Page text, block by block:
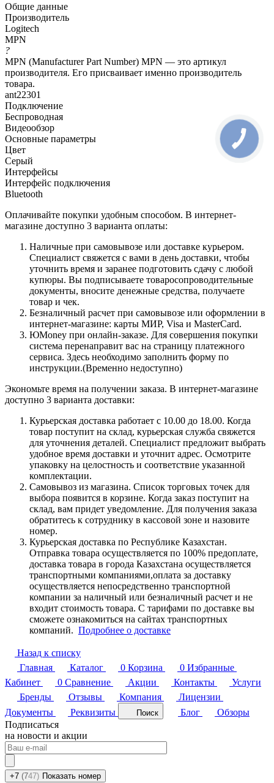
Общие данные
Производитель
Logitech
MPN
?
MPN (Manufacturer Part Number) MPN — это артикул
производителя. Его присваивает именно производитель
товара.
ant22301
Подключение
Беспроводная
Видеообзор
Основные параметры
Цвет
Серый
Интерфейсы
Интерфейс подключения
Bluetooth
Оплачивайте покупки удобным способом. В интернет-
магазине доступно 3 варианта оплаты:
Наличные при самовывозе или доставке курьером.
Специалист свяжется с вами в день доставки, чтобы
уточнить время и заранее подготовить сдачу с любой
купюры. Вы подписываете товаросопроводительные
документы, вносите денежные средства, получаете
товар и чек.
Безналичный расчет при самовывозе или оформлении в
интернет-магазине: карты МИР, Visa и MasterCard.
ЮMoney при онлайн-заказе. Для совершения покупки
система перенаправит вас на страницу платежного
сервиса. Здесь необходимо заполнить форму по
инструкции.(Временно недоступно)
Экономьте время на получении заказа. В интернет-магазине
доступно 3 варианта доставки:
Курьерская доставка работает с 10.00 до 18.00. Когда
товар поступит на склад, курьерская служба свяжется
для уточнения деталей. Специалист предложит выбрать
удобное время доставки и уточнит адрес. Осмотрите
упаковку на целостность и соответствие указанной
комплектации.
Самовывоз из магазина. Список торговых точек для
выбора появится в корзине. Когда заказ поступит на
склад, вам придет уведомление. Для получения заказа
обратитесь к сотруднику в кассовой зоне и назовите
номер.
Курьерская доставка по Республике Казахстан.
Отправка товара осуществляется по 100% предоплате,
доставка товара в города Казахстана осуществляется
транспортными компаниями,оплата за доставку
осуществляется непосредственно транспортной
компании за наличный или безналичный расчет и не
входит стоимость товара. С тарифами по доставке вы
сможете ознакомиться на сайтах транспортных
компаний. Подробнее о доставке
Назад к списку
Главная
Каталог 0 Корзина 0 Избранные
Кабинет
0 Сравнение Акции Контакты
Услуги
Бренды
Отзывы Компания
Лицензии
Документы
Реквизиты Поиск Блог
Обзоры
Подписаться
на новости и акции
+7 (747) Показать номер